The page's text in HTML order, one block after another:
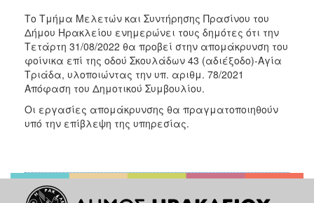
2013
2012
2011
2010
2006
Ο
ΤΟΠΟΣ
Το Τμήμα Μελετών και Συντήρησης Πρασίνου του
Δήμου Ηρακλείου ενημερώνει τους δημότες ότι την
Τετάρτη 31/08/2022 θα προβεί στην απομάκρυνση του
φοίνικα επί της οδού Σκουλάδων 43 (αδιέξοδο)-Αγία
Τριάδα, υλοποιώντας την υπ. αριθμ. 78/2021
Απόφαση του Δημοτικού Συμβουλίου.
Οι εργασίες απομάκρυνσης θα πραγματοποιηθούν
υπό την επίβλεψη της υπηρεσίας.